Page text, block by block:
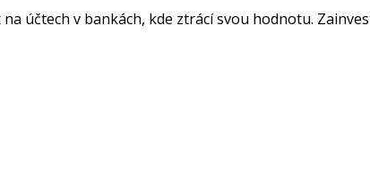
účtech v bankách, kde ztrácí svou hodnotu.